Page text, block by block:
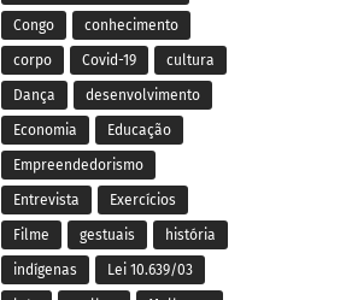
Congo conhecimento
corpo Covid-19 cultura
Dança desenvolvimento
Economia Educação
Empreendedorismo
Entrevista Exercícios
Filme gestuais história
indígenas Lei 10.639/03